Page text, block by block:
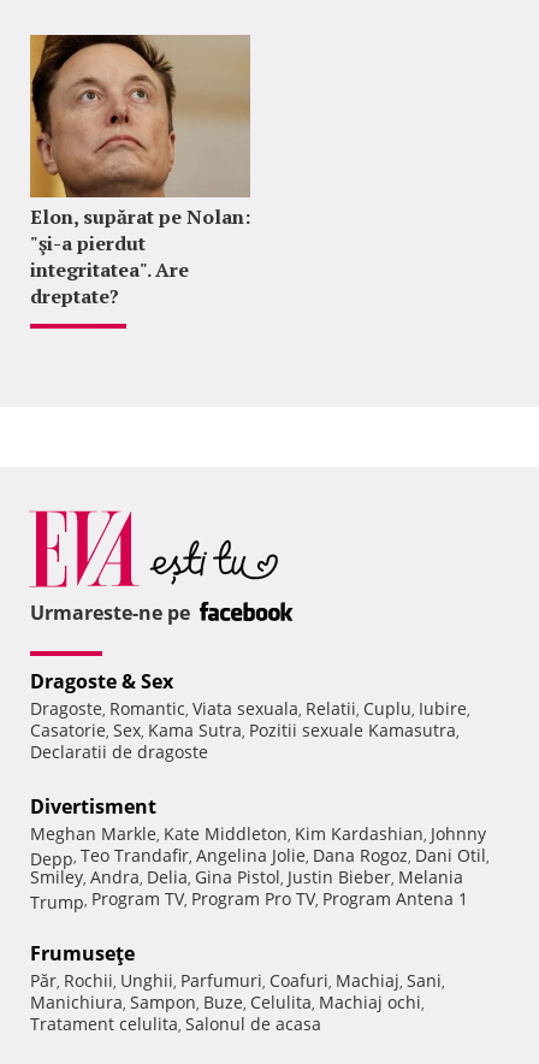
Elon, supărat pe Nolan:
"şi-a pierdut
integritatea". Are
dreptate?
Urmareste-ne pe
Dragoste & Sex
Dragoste, Romantic, Viata sexuala, Relatii, Cuplu, Iubire,
Casatorie, Sex, Kama Sutra, Pozitii sexuale Kamasutra,
Declaratii de dragoste
Divertisment
Meghan Markle, Kate Middleton, Kim Kardashian, Johnny
Depp, Teo Trandafir, Angelina Jolie, Dana Rogoz, Dani Otil,
Smiley, Andra, Delia, Gina Pistol, Justin Bieber, Melania
Trump, Program TV, Program Pro TV, Program Antena 1
Frumuseţe
Păr, Rochii, Unghii, Parfumuri, Coafuri, Machiaj, Sani,
Manichiura, Sampon, Buze, Celulita, Machiaj ochi,
Tratament celulita, Salonul de acasa